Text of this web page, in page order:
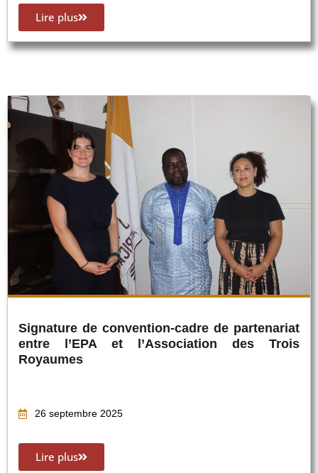
Lire plus
Signature de convention-cadre de partenariat
entre l’EPA et l’Association des Trois
Royaumes
26 septembre 2025
Lire plus